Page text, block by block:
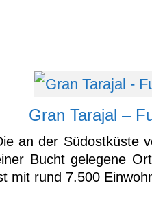
Gran Tarajal –
an der Südostküste
Bucht gelegene
mit rund 7.500